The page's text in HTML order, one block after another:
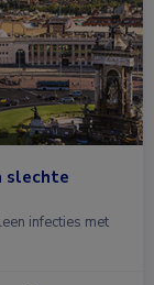
slechte
infecties met